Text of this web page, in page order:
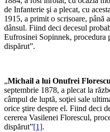
de Infanterie şi a plecat, cu
1915, a primit o scrisoare, până
dânsul. Fiind deci decesul
Eufrosinei Sopinnek, procedura
dispărut”.
„Michail a lui Onufrei
septembrie 1878, a plecat la
câmpul de luptă, soţiei sale
orice ştire despre el. Fiind deci
cererea Vasilenei Florescul,
dispărut”[1].